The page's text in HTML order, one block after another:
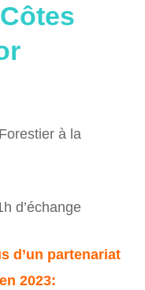
à la
d’échange
d’un partenariat
2023: